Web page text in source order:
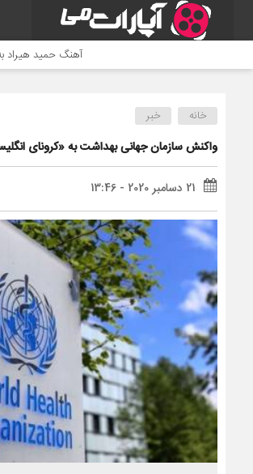
آهنگ حمید هیراد
خانه خبر
واکنش سازمان جهانی بهداشت به «کرونای
21 دسامبر 2020 - 13:46